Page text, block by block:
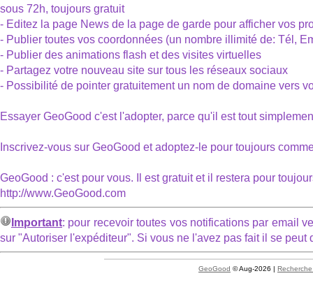
sous 72h, toujours gratuit
- Editez la page News de la page de garde pour afficher vos
- Publier toutes vos coordonnées (un nombre illimité de: Tél,
- Publier des animations flash et des visites virtuelles
- Partagez votre nouveau site sur tous les réseaux sociaux
- Possibilité de pointer gratuitement un nom de domaine vers
Essayer GeoGood c'est l'adopter, parce qu'il est tout
Inscrivez-vous sur GeoGood et adoptez-le pour toujours
GeoGood : c'est pour vous. Il est gratuit et il restera pour
http://www.GeoGood.com
Important: pour recevoir toutes vos notifications par email
sur "Autoriser l'expéditeur". Si vous ne l'avez pas fait il se
GeoGood © Aug-2026 |